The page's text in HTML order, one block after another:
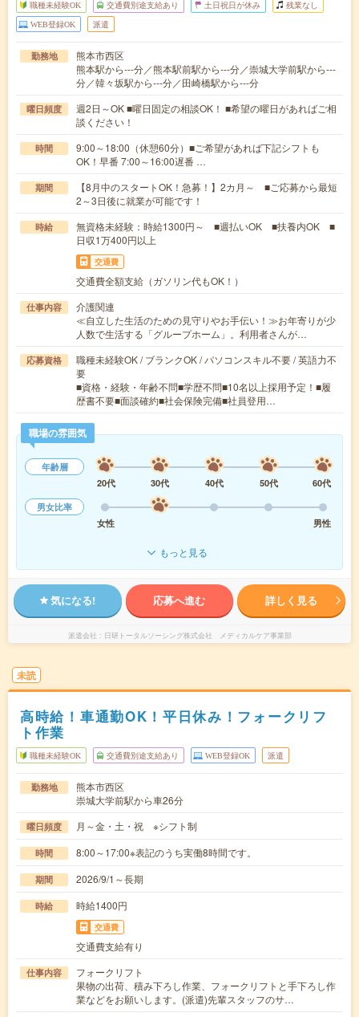
職種未経験OK 交通費別途支給あり 土日祝日が休み 残業なし
WEB登録OK 派遣
勤務地
熊本市西区
熊本駅から---分／熊本駅前駅から---分／崇城大学前駅から---
分／韓々坂駅から---分／田崎橋駅から---分
曜日頻度
週2日～OK ■曜日固定の相談OK！ ■希望の曜日があればご相
談ください！
時間
9:00～18:00（休憩60分）■ご希望があれば下記シフトも
OK！早番 7:00～16:00遅番 …
期間
【8月中のスタートOK！急募！】2カ月～ ■ご応募から最短
2～3日後に就業が可能です！
時給
無資格未経験：時給1300円～ ■週払いOK ■扶養内OK ■
日収1万400円以上
交通費
交通費全額支給（ガソリン代もOK！）
仕事内容
介護関連
≪自立した生活のための見守りやお手伝い！≫お年寄りが少
人数で生活する「グループホーム」。利用者さんが…
応募資格
職種未経験OK / ブランクOK / パソコンスキル不要 / 英語力不
要
■資格・経験・年齢不問■学歴不問■10名以上採用予定！■履
歴書不要■面談確約■社会保険完備■社員登用…
職場の雰囲気
年齢層
20代
30代 40代 50代
60代
男女比率
女性
男性
もっと見る
気になる! 応募へ進む 詳しく見る
派遣会社 日研トータルソーシング株式会社 メディカルケア事業部
未読
高時給！車通勤OK！平日休み！フォークリフ
ト作業
職種未経験OK 交通費別途支給あり WEB登録OK 派遣
勤務地
熊本市西区
崇城大学前駅から車26分
曜日頻度 月～金・土・祝 ※シフト制
時間 8:00～17:00※表記のうち実働8時間です。
期間 2026/9/1～長期
時給 時給1400円
交通費
交通費支給有り
仕事内容
フォークリフト
果物の出荷、積み下ろし作業、フォークリフトと手下ろし作
業などをお願いします。(派遣)先輩スタッフのサ…